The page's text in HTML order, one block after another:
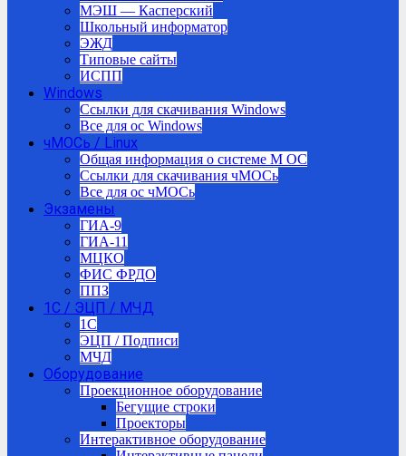
МЭШ — Касперский
Школьный информатор
ЭЖД
Типовые сайты
ИСПП
Windows
Ссылки для скачивания Windows
Все для ос Windows
чМОСь / Linux
Общая информация о системе М ОС
Ссылки для скачивания чМОСь
Все для ос чМОСь
Экзамены
ГИА-9
ГИА-11
МЦКО
ФИС ФРДО
ППЗ
1С / ЭЦП / МЧД
1C
ЭЦП / Подписи
МЧД
Оборудование
Проекционное оборудование
Бегущие строки
Проекторы
Интерактивное оборудование